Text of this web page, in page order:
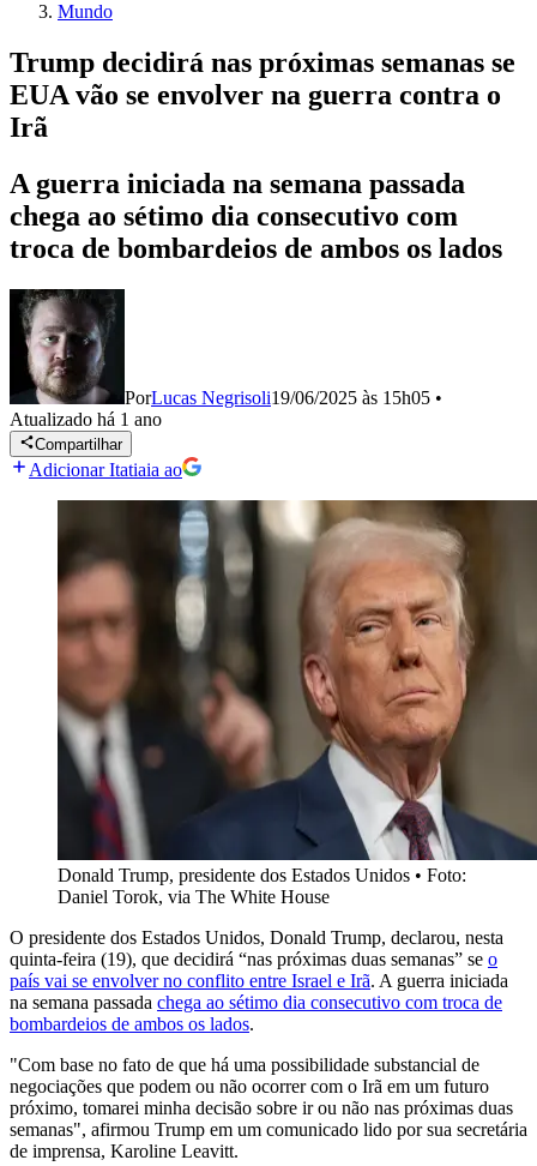
Mundo
Trump decidirá nas próximas semanas se
EUA vão se envolver na guerra contra o
Irã
A guerra iniciada na semana passada
chega ao sétimo dia consecutivo com
troca de bombardeios de ambos os lados
PorLucas Negrisoli19/06/2025 às 15h05 •
Atualizado há 1 ano
Compartilhar
Adicionar Itatiaia ao
Donald Trump, presidente dos Estados Unidos • Foto:
Daniel Torok, via The White House
O presidente dos Estados Unidos, Donald Trump, declarou, nesta
quinta-feira (19), que decidirá “nas próximas duas semanas” se o
país vai se envolver no conflito entre Israel e Irã. A guerra iniciada
na semana passada chega ao sétimo dia consecutivo com troca de
bombardeios de ambos os lados.
"Com base no fato de que há uma possibilidade substancial de
negociações que podem ou não ocorrer com o Irã em um futuro
próximo, tomarei minha decisão sobre ir ou não nas próximas duas
semanas", afirmou Trump em um comunicado lido por sua secretária
de imprensa, Karoline Leavitt.